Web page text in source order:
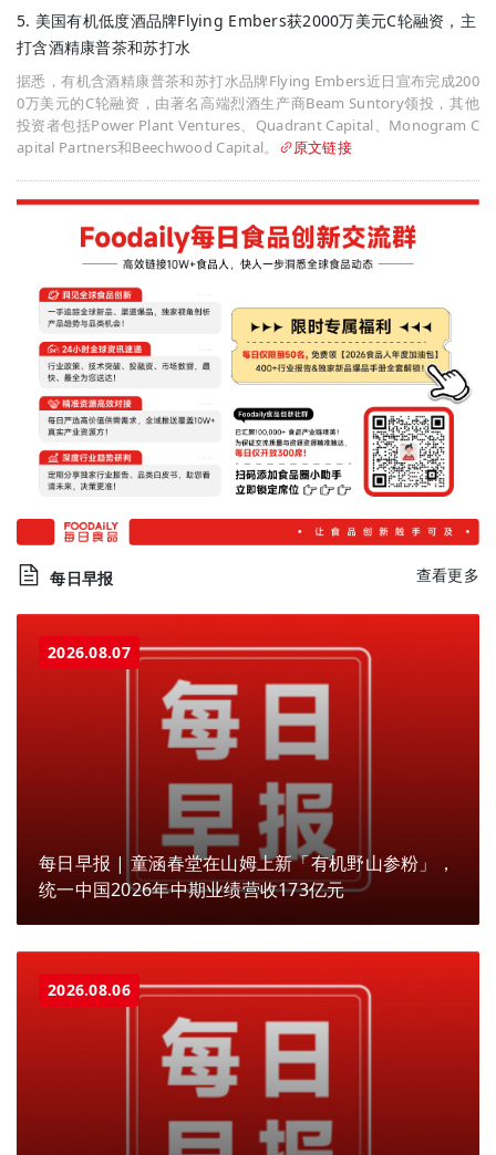
5. 美国有机低度酒品牌Flying Embers获2000万美元C轮融资，主
打含酒精康普茶和苏打水
据悉，有机含酒精康普茶和苏打水品牌Flying Embers近日宣布完成200
0万美元的C轮融资，由著名高端烈酒生产商Beam Suntory领投，其他
投资者包括Power Plant Ventures、Quadrant Capital、Monogram C
apital Partners和Beechwood Capital。
原文链接
每日早报 查看更多
2026.08.07
每日早报 | 童涵春堂在山姆上新「有机野山参粉」，
统一中国2026年中期业绩营收173亿元
2026.08.06